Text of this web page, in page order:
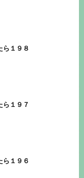
ら１９８
ら１９７
ら１９６